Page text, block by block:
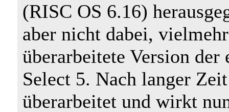
(RISC OS 6.16)
aber nicht dabei,
überarbeitete Version
Select 5. Nach langer
überarbeitet und wirkt